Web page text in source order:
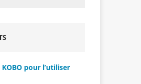
pour l’utiliser